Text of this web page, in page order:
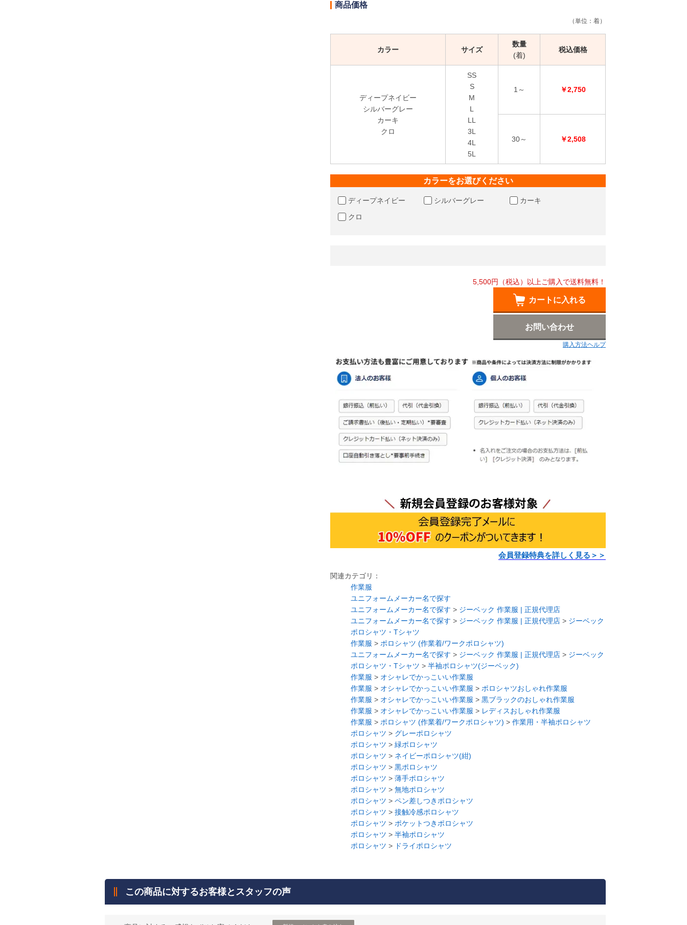
商品価格
（単位：着）
カラー サイズ
数量
(着)
税込価格
ディープネイビー
シルバーグレー
カーキ
クロ
SS
S
M
L
LL
3L
4L
5L
1～ ￥2,750
30～ ￥2,508
カラーをお選びください
ディープネイビー シルバーグレー
カーキ
クロ
5,500円（税込）以上ご購入で送料無料！
カートに入れる
お問い合わせ
購入方法ヘルプ
会員登録特典を詳しく見る＞＞
関連カテゴリ：
作業服
ユニフォームメーカー名で探す
ユニフォームメーカー名で探す > ジーベック 作業服 | 正規代理店
ユニフォームメーカー名で探す > ジーベック 作業服 | 正規代理店 > ジーベック
ポロシャツ・Tシャツ
作業服 > ポロシャツ (作業着/ワークポロシャツ)
ユニフォームメーカー名で探す > ジーベック 作業服 | 正規代理店 > ジーベック
ポロシャツ・Tシャツ > 半袖ポロシャツ(ジーベック)
作業服 > オシャレでかっこいい作業服
作業服 > オシャレでかっこいい作業服 > ポロシャツおしゃれ作業服
作業服 > オシャレでかっこいい作業服 > 黒ブラックのおしゃれ作業服
作業服 > オシャレでかっこいい作業服 > レディスおしゃれ作業服
作業服 > ポロシャツ (作業着/ワークポロシャツ) > 作業用・半袖ポロシャツ
ポロシャツ > グレーポロシャツ
ポロシャツ > 緑ポロシャツ
ポロシャツ > ネイビーポロシャツ(紺)
ポロシャツ > 黒ポロシャツ
ポロシャツ > 薄手ポロシャツ
ポロシャツ > 無地ポロシャツ
ポロシャツ > ペン差しつきポロシャツ
ポロシャツ > 接触冷感ポロシャツ
ポロシャツ > ポケットつきポロシャツ
ポロシャツ > 半袖ポロシャツ
ポロシャツ > ドライポロシャツ
この商品に対するお客様とスタッフの声